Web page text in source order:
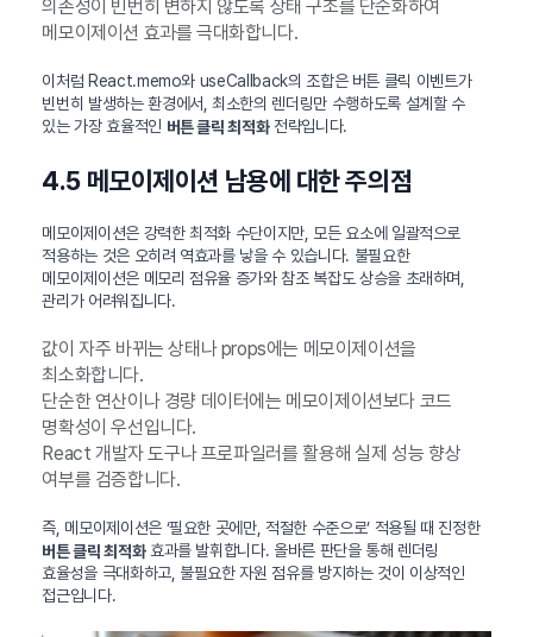
의존성이 빈번히 변하지 않도록 상태 구조를 단순화하여
메모이제이션 효과를 극대화합니다.
이처럼 React.memo와 useCallback의 조합은 버튼 클릭 이벤트가
빈번히 발생하는 환경에서, 최소한의 렌더링만 수행하도록 설계할 수
있는 가장 효율적인 버튼 클릭 최적화전략입니다.
4.5 메모이제이션 남용에 대한 주의점
메모이제이션은 강력한 최적화 수단이지만, 모든 요소에 일괄적으로
적용하는 것은 오히려 역효과를 낳을 수 있습니다. 불필요한
메모이제이션은 메모리 점유율 증가와 참조 복잡도 상승을 초래하며,
관리가 어려워집니다.
값이 자주 바뀌는 상태나 props에는 메모이제이션을
최소화합니다.
단순한 연산이나 경량 데이터에는 메모이제이션보다 코드
명확성이 우선입니다.
React 개발자 도구나 프로파일러를 활용해 실제 성능 향상
여부를 검증합니다.
즉, 메모이제이션은 ‘필요한 곳에만, 적절한 수준으로’ 적용될 때 진정한
버튼 클릭 최적화효과를 발휘합니다. 올바른 판단을 통해 렌더링
효율성을 극대화하고, 불필요한 자원 점유를 방지하는 것이 이상적인
접근입니다.